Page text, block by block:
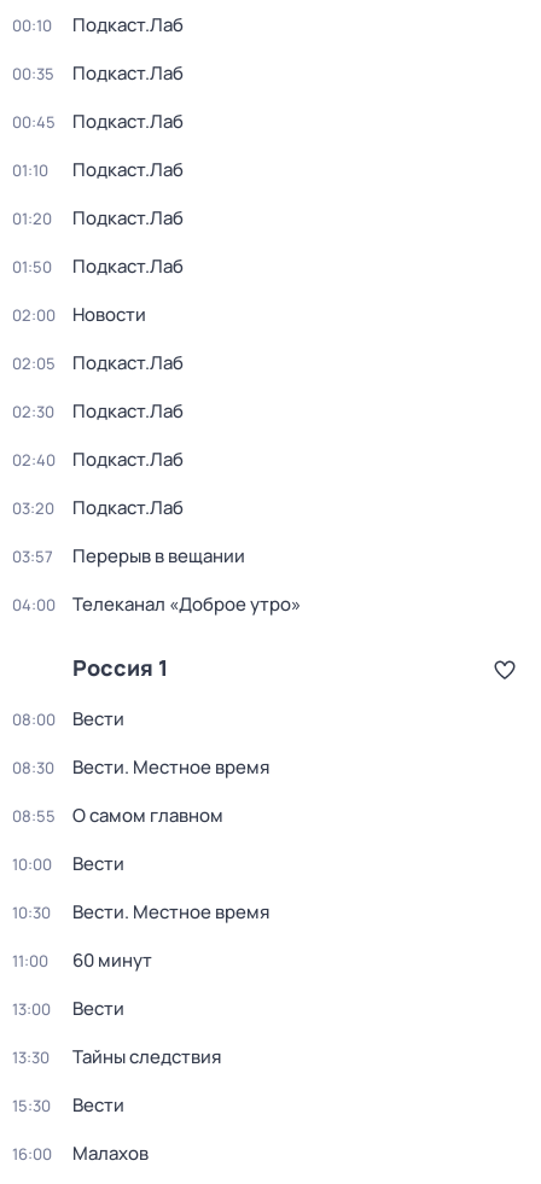
00:10 Подкаст.Лаб
00:35 Подкаст.Лаб
00:45 Подкаст.Лаб
01:10 Подкаст.Лаб
01:20 Подкаст.Лаб
01:50 Подкаст.Лаб
02:00 Новости
02:05 Подкаст.Лаб
02:30 Подкаст.Лаб
02:40 Подкаст.Лаб
03:20 Подкаст.Лаб
03:57 Перерыв в вещании
04:00 Телеканал «Доброе утро»
Россия 1
08:00 Вести
08:30 Вести. Местное время
08:55 О самом главном
10:00 Вести
10:30 Вести. Местное время
11:00 60 минут
13:00 Вести
13:30 Тайны следствия
15:30 Вести
16:00 Малахов